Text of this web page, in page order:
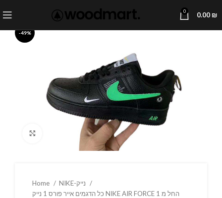
0 0.00 ₪
-49%
Click to enlarge
Home
כל הדגמים אייר פורס 1 נייק NIKE AIR FORCE 1 החל מ